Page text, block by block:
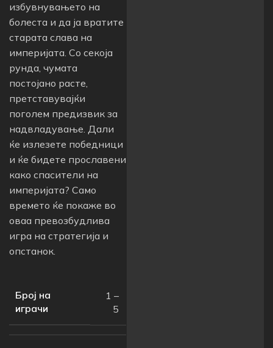
избувнувањето на
болеста и да ја вратите
старата слава на
империјата. Со секоја
рунда, чумата
постојано расте,
претставувајќи
поголем предизвик за
надвладување. Дали
ќе излезете победници
и ќе бидете прославени
како спасители на
империјата? Само
времето ќе покаже во
оваа превозбудлива
игра на стратегија и
опстанок.
Број на
играчи
1 –
5